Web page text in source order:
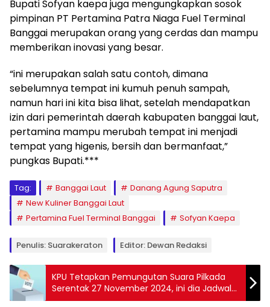
Bupati Sofyan kaepa juga mengungkapkan sosok
pimpinan PT Pertamina Patra Niaga Fuel Terminal
Banggai merupakan orang yang cerdas dan mampu
memberikan inovasi yang besar.
“ini merupakan salah satu contoh, dimana
sebelumnya tempat ini kumuh penuh sampah,
namun hari ini kita bisa lihat, setelah mendapatkan
izin dari pemerintah daerah kabupaten banggai laut,
pertamina mampu merubah tempat ini menjadi
tempat yang higenis, bersih dan bermanfaat,”
pungkas Bupati.***
Tag: Banggai Laut
Danang Agung Saputra
New Kuliner Banggai Laut
Pertamina Fuel Terminal Banggai
Sofyan Kaepa
Penulis: Suarakeraton Editor: Dewan Redaksi
KPU Tetapkan Pemungutan Suara Pilkada
Serentak 27 November 2024, ini dia Jadwal
dan Tahapannya!